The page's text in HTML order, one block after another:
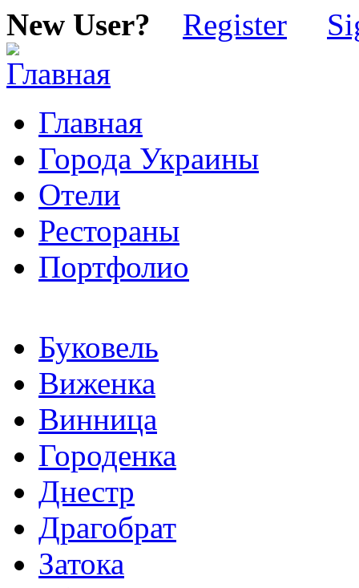
New User? Register
Главная
Города Украины
Отели
Рестораны
Портфолио
Буковель
Виженка
Винница
Городенка
Днестр
Драгобрат
Затока